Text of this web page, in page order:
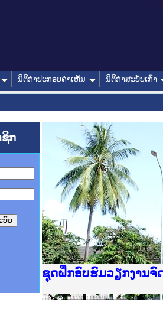
ນິຕິກໍາປະກອບຄໍາເຫັນ ນິຕິກໍາສະບັບເກົ່າ
ຊິກ
Ministry of Justice
ເຜີຍແຜ່ວັບໄຊຈົດໝາຍເ
ກະຊວງຍຸຕິທຳ
ຊຸດຝຶກອົບຮົມວຽກງານຈົ
ກອງປະຊຸມທົບທວນຄືນກ
ຝຶກອົບຮົມ ຜູ່ປະສານງາ
ຝຶກອົບຮົມ ຜູ່ປະສານງາ
ເຜີຍແຜ່ແອັບກົດໝາຍລາ
ເຜີຍແຜ່ແອັບກົດໝາຍລາ
ຍົກລະດັບວຽກງານຈົດໝ
ຊຸດຝຶກອົບຮົມວຽກງານຈົ